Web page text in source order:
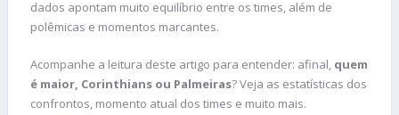
dados apontam muito equilíbrio entre os times, além de
polêmicas e momentos marcantes.
Acompanhe a leitura deste artigo para entender: afinal, quem
é maior, Corinthians ou Palmeiras? Veja as estatísticas dos
confrontos, momento atual dos times e muito mais.